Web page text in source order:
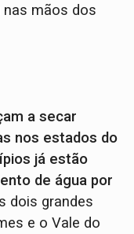
nas mãos dos
a secar
nos estados do
já estão
de água por
dois grandes
e o Vale do